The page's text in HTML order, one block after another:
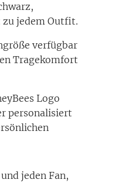
zu jedem Outfit.
verfügbar
Tragekomfort
Logo
personalisiert
jeden Fan,